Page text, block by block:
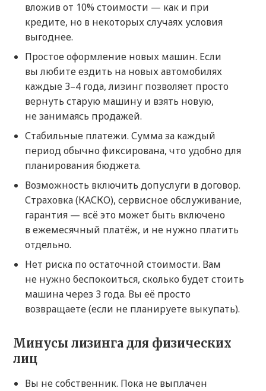
вложив от 10% стоимости — как и при
кредите, но в некоторых случаях условия
выгоднее.
Простое оформление новых машин. Если
вы любите ездить на новых автомобилях
каждые 3–4 года, лизинг позволяет просто
вернуть старую машину и взять новую,
не занимаясь продажей.
Стабильные платежи. Сумма за каждый
период обычно фиксирована, что удобно для
планирования бюджета.
Возможность включить допуслуги в договор.
Страховка (КАСКО), сервисное обслуживание,
гарантия — всё это может быть включено
в ежемесячный платёж, и не нужно платить
отдельно.
Нет риска по остаточной стоимости. Вам
не нужно беспокоиться, сколько будет стоить
машина через 3 года. Вы её просто
возвращаете (если не планируете выкупать).
Минусы лизинга для физических
лиц
Вы не собственник. Пока не выплачен